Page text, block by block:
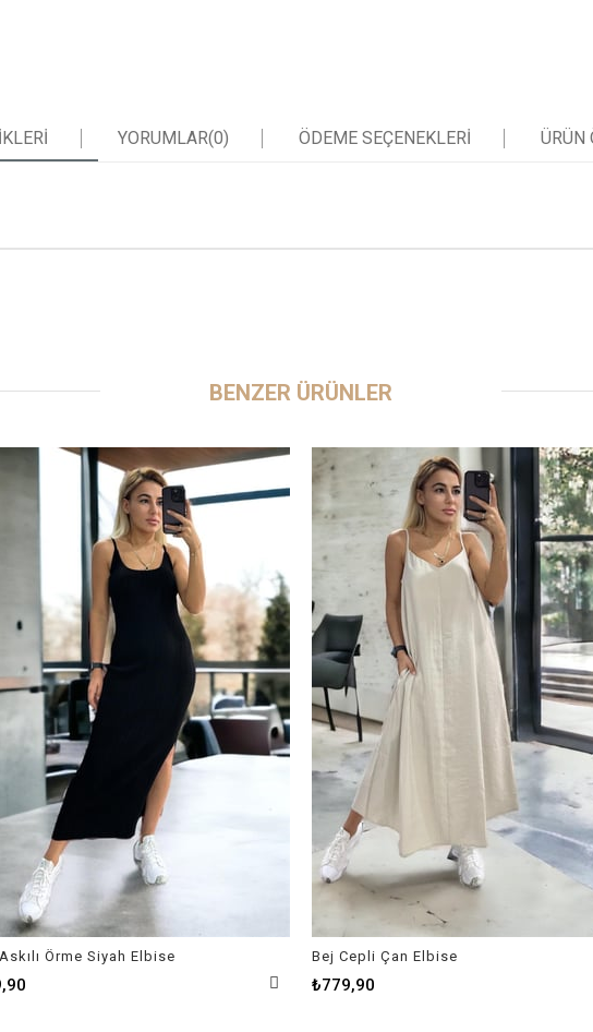
YORUMLAR(0) ÖDEME SEÇENEKLERI ÜRÜN
BENZER ÜRÜNLER
Örme Siyah Elbise Bej Cepli Çan Elbise
₺779,90